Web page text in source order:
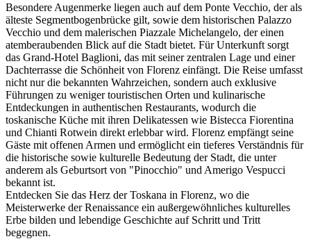
Besondere Augenmerke liegen auch auf dem Ponte Vecchio, der als
älteste Segmentbogenbrücke gilt, sowie dem historischen Palazzo
Vecchio und dem malerischen Piazzale Michelangelo, der einen
atemberaubenden Blick auf die Stadt bietet. Für Unterkunft sorgt
das Grand-Hotel Baglioni, das mit seiner zentralen Lage und einer
Dachterrasse die Schönheit von Florenz einfängt. Die Reise umfasst
nicht nur die bekannten Wahrzeichen, sondern auch exklusive
Führungen zu weniger touristischen Orten und kulinarische
Entdeckungen in authentischen Restaurants, wodurch die
toskanische Küche mit ihren Delikatessen wie Bistecca Fiorentina
und Chianti Rotwein direkt erlebbar wird. Florenz empfängt seine
Gäste mit offenen Armen und ermöglicht ein tieferes Verständnis für
die historische sowie kulturelle Bedeutung der Stadt, die unter
anderem als Geburtsort von "Pinocchio" und Amerigo Vespucci
bekannt ist.
Entdecken Sie das Herz der Toskana in Florenz, wo die
Meisterwerke der Renaissance ein außergewöhnliches kulturelles
Erbe bilden und lebendige Geschichte auf Schritt und Tritt
begegnen.